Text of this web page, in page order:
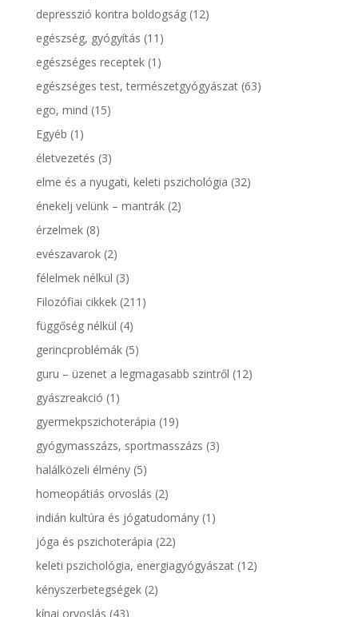
depresszió kontra boldogság(12)
egészség, gyógyítás (11)
egészséges receptek(1)
egészséges test, természetgyógyászat(63)
ego, mind (15)
Egyéb (1)
életvezetés (3)
elme és a nyugati, keleti pszichológia (32)
énekelj velünk – mantrák(2)
érzelmek(8)
evészavarok(2)
félelmek nélkül (3)
Filozófiai cikkek(211)
függőség nélkül (4)
gerincproblémák(5)
guru – üzenet a legmagasabb szintről (12)
gyászreakció (1)
gyermekpszichoterápia (19)
gyógymasszázs, sportmasszázs (3)
halálközeli élmény(5)
homeopátiás orvoslás (2)
indián kultúra és jógatudomány(1)
jóga és pszichoterápia (22)
keleti pszichológia, energiagyógyászat(12)
kényszerbetegségek(2)
kínai orvoslás (43)